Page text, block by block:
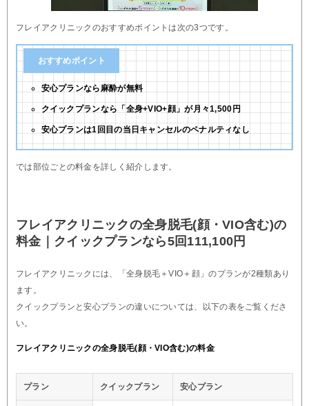
フレイアクリニックのおすすめポイントは次の3つです。
おすすめポイント
安心プランなら麻酔が無料
クイックプランなら「全身+VIO+顔」が月々1,500円
安心プランは1回目の当日キャンセルのペナルティなし
では部位ごとの料金を詳しく紹介します。
フレイアクリニックの全身脱毛(顔・VIO含む)の
料金｜クイックプランなら5回111,100円
フレイアクリニックには、「全身脱毛＋VIO＋顔」のプランが2種類あり
ます。
クイックプランと安心プランの違いについては、以下の表をご覧くださ
い。
フレイアクリニックの全身脱毛(顔・VIO含む)の料金
プラン クイックプラン 安心プラン